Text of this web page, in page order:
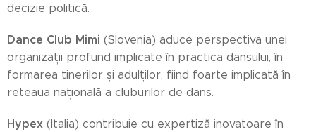
decizie politică.
Dance Club Mimi (Slovenia) aduce perspectiva unei
organizații profund implicate în practica dansului, în
formarea tinerilor și adulților, fiind foarte implicată în
rețeaua națională a cluburilor de dans.
Hypex (Italia) contribuie cu expertiză inovatoare în